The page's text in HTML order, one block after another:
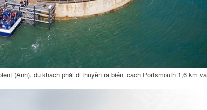
(Anh), du khách phải đi thuyền ra biển, cách Portsmouth 1,6 km và